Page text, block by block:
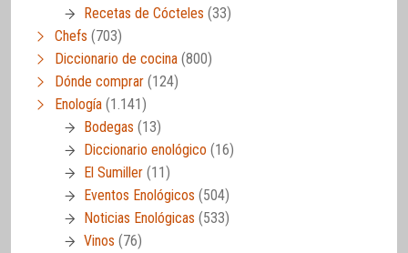
Recetas de Cócteles (33)
Chefs (703)
Diccionario de cocina (800)
Dónde comprar (124)
Enología (1.141)
Bodegas (13)
Diccionario enológico (16)
El Sumiller (11)
Eventos Enológicos (504)
Noticias Enológicas (533)
Vinos (76)